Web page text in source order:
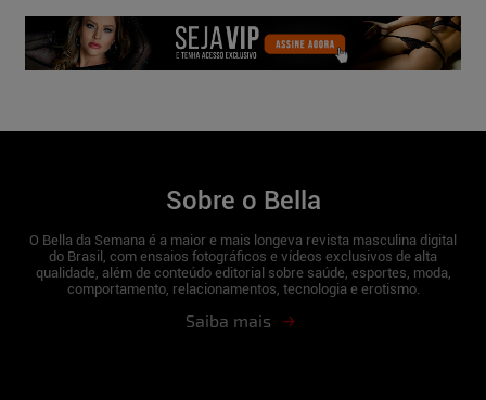
Sobre o Bella
O Bella da Semana é a maior e mais longeva revista masculina digital
do Brasil, com ensaios fotográficos e vídeos exclusivos de alta
qualidade, além de conteúdo editorial sobre saúde, esportes, moda,
comportamento, relacionamentos, tecnologia e erotismo.
Saiba mais